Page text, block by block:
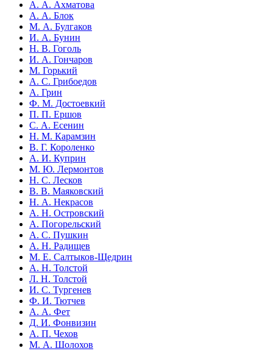
А. А. Ахматова
А. А. Блок
М. А. Булгаков
И. А. Бунин
Н. В. Гоголь
И. А. Гончаров
М. Горький
А. С. Грибоедов
А. Грин
Ф. М. Достоевкий
П. П. Ершов
С. А. Есенин
Н. М. Карамзин
В. Г. Короленко
А. И. Куприн
М. Ю. Лермонтов
Н. С. Лесков
В. В. Маяковский
Н. А. Некрасов
А. Н. Островский
А. Погорельский
А. С. Пушкин
А. Н. Радищев
М. Е. Салтыков-Щедрин
А. Н. Толстой
Л. Н. Толстой
И. С. Тургенев
Ф. И. Тютчев
А. А. Фет
Д. И. Фонвизин
А. П. Чехов
М. А. Шолохов